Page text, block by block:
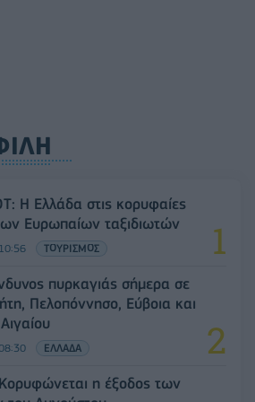
Η Ελλάδα στις κορυφαίες
Ευρωπαίων ταξιδιωτών
ΤΟΥΡΙΣΜΟΣ
πυρκαγιάς σήμερα σε
Πελοπόννησο, Εύβοια και
ΕΛΛΑΔΑ
η έξοδος των